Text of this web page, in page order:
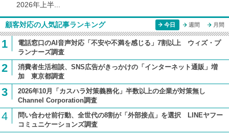
2026年上半...
顧客対応の人気記事ランキング 今日 週間 月間
1
電話窓口のAI音声対応「不安や不満を感じる」7割以上 ウィズ・プ
ランナーズ調査
2
消費者生活相談、SNS広告がきっかけの「インターネット通販」増
加 東京都調査
3
2026年10月「カスハラ対策義務化」半数以上の企業が対策無し
Channel Corporation調査
4
問い合わせ前行動、全世代の8割が「外部接点」を選択 LINEヤフー
コミュニケーションズ調査